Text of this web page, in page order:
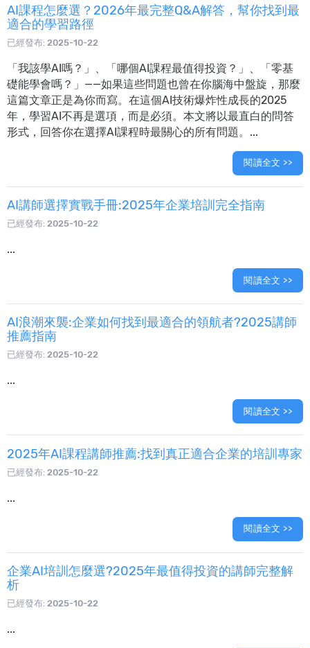
AI課程怎麼選？2026年最完整Q&A解答，幫你找到最
適合的學習路徑
已經發布: 2025-10-22
「我該學AI嗎？」、「哪個AI課程最值得投資？」、「零基
礎能學會嗎？」——如果這些問題也曾在你腦海中盤旋，那麼
這篇文章正是為你而寫。在這個AI技術爆炸性成長的2025
年，學習AI不再是選項，而是必須。本文將以最直白的問答
形式，回答你在選擇AI課程時最關心的所有問題。...
閱讀全文 >>
AI講師選擇實戰手冊:2025年企業培訓完全指南
已經發布: 2025-10-22
...
閱讀全文 >>
AI浪潮來襲:企業如何找到最適合的領航者?2025講師
推薦指南
已經發布: 2025-10-22
...
閱讀全文 >>
2025年AI課程講師推薦:找到真正適合企業的培訓專家
已經發布: 2025-10-22
...
閱讀全文 >>
企業AI培訓怎麼選?2025年最值得投資的講師完整解
析
已經發布: 2025-10-22
...